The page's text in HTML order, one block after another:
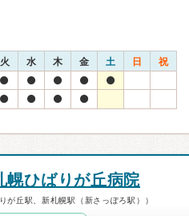
火 水 木 金 土 日 祝
幌ひばりが丘病院
が丘駅、新札幌駅（新さっぽろ駅））